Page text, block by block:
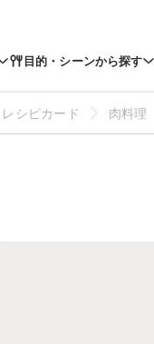
目的・シーンから探す
レシピカード 肉料理